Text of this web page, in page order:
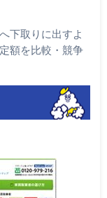
下取りに出すよ
額を比較・競争